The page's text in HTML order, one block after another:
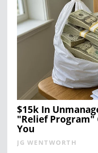
$15k In
"Relief Program"
You
JG WENTWORTH